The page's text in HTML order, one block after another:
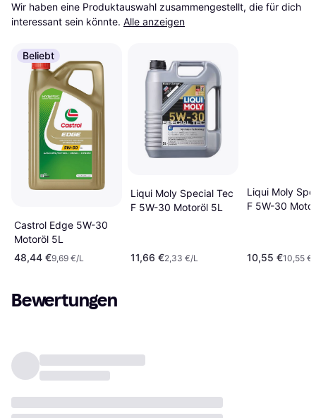
Wir haben eine Produktauswahl zusammengestellt, die für dich
interessant sein könnte. Alle anzeigen
Beliebt
Castrol Edge 5W-30
Motoröl 5L
48,44 €9,69 €/L
Liqui Moly Special Tec
F 5W-30 Motoröl 5L
11,66 €2,33 €/L
Liqui Moly
F 5W-30
10,55 €10,55
Bewertungen